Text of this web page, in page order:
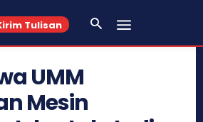
Tulisan
UMM
Mesin